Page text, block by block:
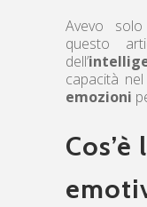
Avevo
questo
dell’
capacità nel
emozioni